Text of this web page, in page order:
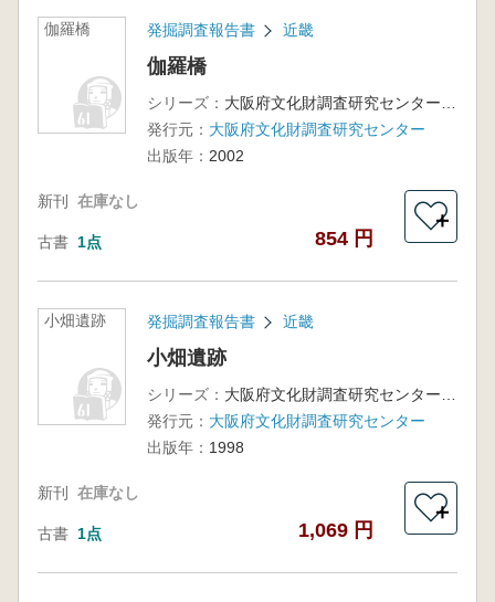
伽羅橋 発掘調査報告書 近畿
伽羅橋
シリーズ：
発行元： 大阪府文化財調査研究センター
出版年： 2002
新刊 在庫なし
古書 1点 854 円
＋
小畑遺跡 発掘調査報告書 近畿
小畑遺跡
シリーズ：
発行元： 大阪府文化財調査研究センター
出版年： 1998
新刊 在庫なし
古書 1点 1,069 円
＋